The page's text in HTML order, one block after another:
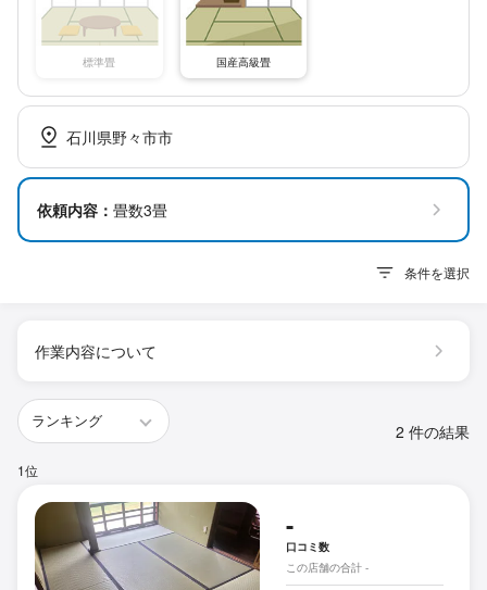
標準畳 国産高級畳
石川県野々市市
依頼内容： 畳数3畳
条件を選択
作業内容について
2 件の結果
1位
-
口コミ数
この店舗の合計 -